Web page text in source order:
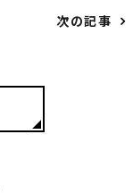
次の記事